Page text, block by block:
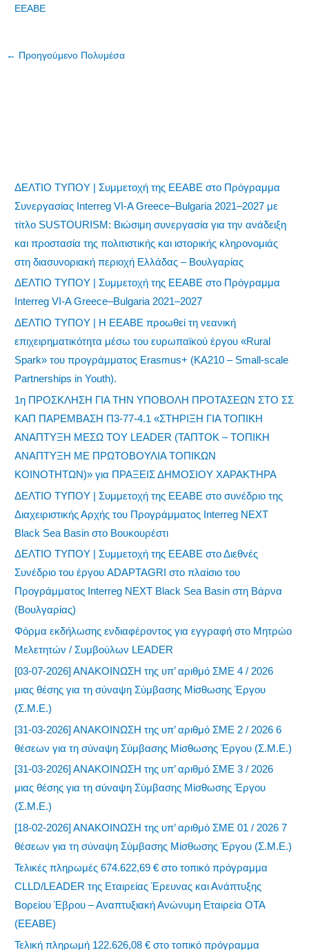
ΕΕΑΒΕ
← Προηγούμενο Πολυμέσα
ΔΕΛΤΙΟ ΤΥΠΟΥ | Συμμετοχή της ΕΕΑΒΕ στο Πρόγραμμα
Συνεργασίας Interreg VI-A Greece–Bulgaria 2021–2027 με
τίτλο SUSTOURISM: Βιώσιμη συνεργασία για την ανάδειξη
και προστασία της πολιτιστικής και ιστορικής κληρονομιάς
στη διασυνοριακή περιοχή Ελλάδας – Βουλγαρίας
ΔΕΛΤΙΟ ΤΥΠΟΥ | Συμμετοχή της ΕΕΑΒΕ στο Πρόγραμμα
Interreg VI-A Greece–Bulgaria 2021–2027
ΔΕΛΤΙΟ ΤΥΠΟΥ | Η ΕΕΑΒΕ προωθεί τη νεανική
επιχειρηματικότητα μέσω του ευρωπαϊκού έργου «Rural
Spark» του προγράμματος Erasmus+ (KA210 – Small-scale
Partnerships in Youth).
1η ΠΡΟΣΚΛΗΣΗ ΓΙΑ ΤΗΝ ΥΠΟΒΟΛΗ ΠΡΟΤΑΣΕΩΝ ΣΤΟ ΣΣ
ΚΑΠ ΠΑΡΕΜΒΑΣΗ Π3-77-4.1 «ΣΤΗΡΙΞΗ ΓΙΑ ΤΟΠΙΚΗ
ΑΝΑΠΤΥΞΗ ΜΕΣΩ ΤΟΥ LEADER (ΤΑΠΤΟΚ – ΤΟΠΙΚΗ
ΑΝΑΠΤΥΞΗ ΜΕ ΠΡΩΤΟΒΟΥΛΙΑ ΤΟΠΙΚΩΝ
ΚΟΙΝΟΤΗΤΩΝ)» για ΠΡΑΞΕΙΣ ΔΗΜΟΣΙΟΥ ΧΑΡΑΚΤΗΡΑ
ΔΕΛΤΙΟ ΤΥΠΟΥ | Συμμετοχή της ΕΕΑΒΕ στο συνέδριο της
Διαχειριστικής Αρχής του Προγράμματος Interreg NEXT
Black Sea Basin στο Βουκουρέστι
ΔΕΛΤΙΟ ΤΥΠΟΥ | Συμμετοχή της ΕΕΑΒΕ στο Διεθνές
Συνέδριο του έργου ADAPTAGRI στο πλαίσιο του
Προγράμματος Interreg NEXT Black Sea Basin στη Βάρνα
(Βουλγαρίας)
Φόρμα εκδήλωσης ενδιαφέροντος για εγγραφή στο Μητρώο
Μελετητών / Συμβούλων LEADER
[03-07-2026] ΑΝΑΚΟΙΝΩΣΗ της υπ’ αριθμό ΣΜΕ 4 / 2026
μιας θέσης για τη σύναψη Σύμβασης Μίσθωσης Έργου
(Σ.Μ.Ε.)
[31-03-2026] ΑΝΑΚΟΙΝΩΣΗ της υπ’ αριθμό ΣΜΕ 2 / 2026 6
θέσεων για τη σύναψη Σύμβασης Μίσθωσης Έργου (Σ.Μ.Ε.)
[31-03-2026] ΑΝΑΚΟΙΝΩΣΗ της υπ’ αριθμό ΣΜΕ 3 / 2026
μιας θέσης για τη σύναψη Σύμβασης Μίσθωσης Έργου
(Σ.Μ.Ε.)
[18-02-2026] ΑΝΑΚΟΙΝΩΣΗ της υπ’ αριθμό ΣΜΕ 01 / 2026 7
θέσεων για τη σύναψη Σύμβασης Μίσθωσης Έργου (Σ.Μ.Ε.)
Τελικές πληρωμές 674.622,69 € στο τοπικό πρόγραμμα
CLLD/LEADER της Εταιρείας Έρευνας και Ανάπτυξης
Βορείου Έβρου – Αναπτυξιακή Ανώνυμη Εταιρεία ΟΤΑ
(ΕΕΑΒΕ)
Τελική πληρωμή 122.626,08 € στο τοπικό πρόγραμμα